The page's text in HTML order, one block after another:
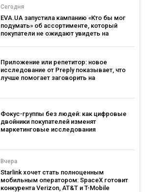
Сегодня
EVA.UA запустила кампанию «Кто бы мог
подумать» об ассортименте, который
покупатели не ожидают увидеть на
Приложение или репетитор: новое
исследование от Preply показывает, что
лучше помогает заговорить на
Фокус-группы без людей: как цифровые
двойники покупателей изменят
маркетинговые исследования
Вчера
Starlink хочет стать полноценным
мобильным оператором: SpaceX готовит
конкурента Verizon, AT&T и T-Mobile